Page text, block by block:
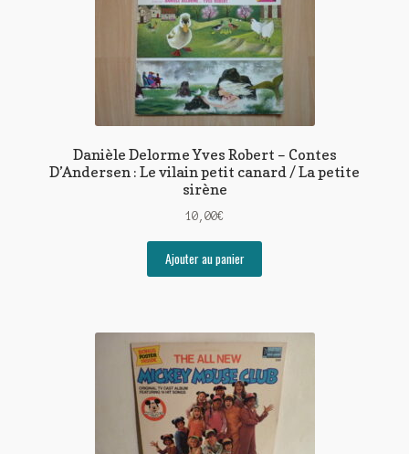
Danièle Delorme Yves Robert – Contes
D’Andersen : Le vilain petit canard / La petite
sirène
10,00€
Ajouter au panier